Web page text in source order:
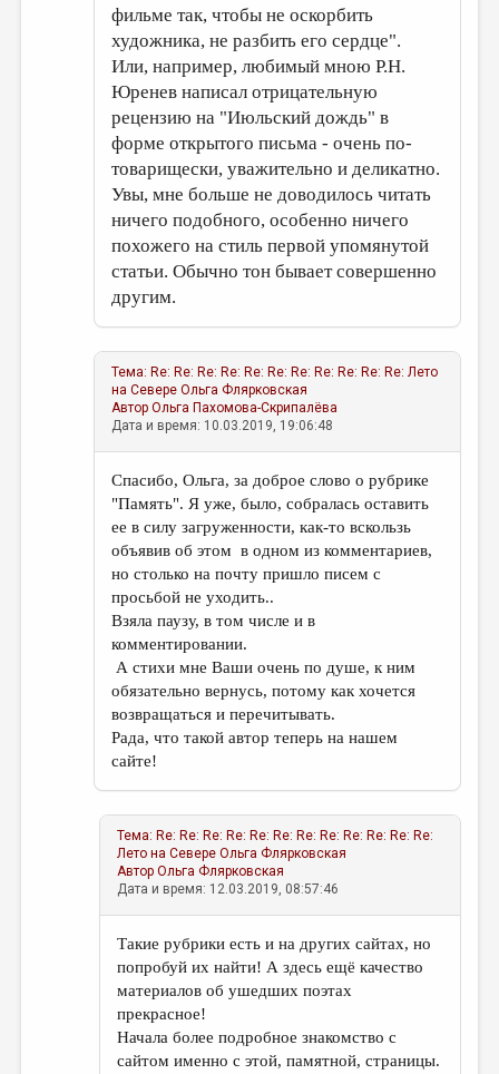
фильме так, чтобы не оскорбить
художника, не разбить его сердце".
Или, например, любимый мною Р.Н.
Юренев написал отрицательную
рецензию на "Июльский дождь" в
форме открытого письма - очень по-
товарищески, уважительно и деликатно.
Увы, мне больше не доводилось читать
ничего подобного, особенно ничего
похожего на стиль первой упомянутой
статьи. Обычно тон бывает совершенно
другим.
Тема: Re: Re: Re: Re: Re: Re: Re: Re: Re: Re: Re: Лето
на Севере Ольга Флярковская
АвторОльга Пахомова-Скрипалёва
Дата и время: 10.03.2019, 19:06:48
Спасибо, Ольга, за доброе слово о рубрике
"Память". Я уже, было, собралась оставить
ее в силу загруженности, как-то вскользь
объявив об этом в одном из комментариев,
но столько на почту пришло писем с
просьбой не уходить..
Взяла паузу, в том числе и в
комментировании.
А стихи мне Ваши очень по душе, к ним
обязательно вернусь, потому как хочется
возвращаться и перечитывать.
Рада, что такой автор теперь на нашем
сайте!
Тема: Re: Re: Re: Re: Re: Re: Re: Re: Re: Re: Re: Re:
Лето на Севере Ольга Флярковская
АвторОльга Флярковская
Дата и время: 12.03.2019, 08:57:46
Такие рубрики есть и на других сайтах, но
попробуй их найти! А здесь ещё качество
материалов об ушедших поэтах
прекрасное!
Начала более подробное знакомство с
сайтом именно с этой, памятной, страницы.